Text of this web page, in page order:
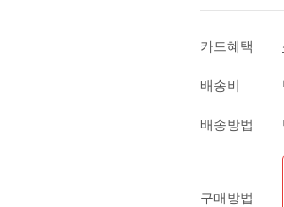
카드혜택
배송비
배송방법
구매방법